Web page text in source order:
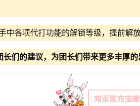
中各项代打功能的解锁等级，提前解
们的建议，为团长们带来更多丰厚的